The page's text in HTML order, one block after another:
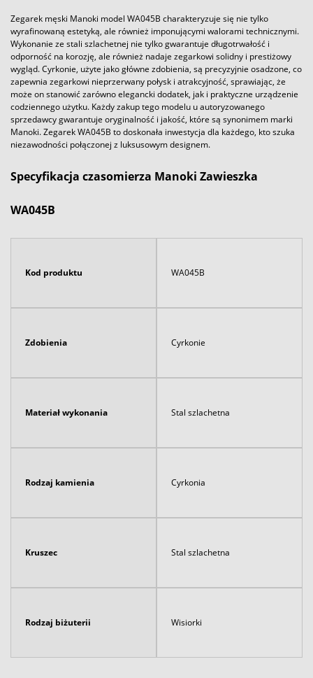
Zegarek męski Manoki model WA045B charakteryzuje się nie tylko
wyrafinowaną estetyką, ale również imponującymi walorami technicznymi.
Wykonanie ze stali szlachetnej nie tylko gwarantuje długotrwałość i
odporność na korozję, ale również nadaje zegarkowi solidny i prestiżowy
wygląd. Cyrkonie, użyte jako główne zdobienia, są precyzyjnie osadzone, co
zapewnia zegarkowi nieprzerwany połysk i atrakcyjność, sprawiając, że
może on stanowić zarówno elegancki dodatek, jak i praktyczne urządzenie
codziennego użytku. Każdy zakup tego modelu u autoryzowanego
sprzedawcy gwarantuje oryginalność i jakość, które są synonimem marki
Manoki. Zegarek WA045B to doskonała inwestycja dla każdego, kto szuka
niezawodności połączonej z luksusowym designem.
Specyfikacja czasomierza Manoki Zawieszka
WA045B
Kod produktu WA045B
Zdobienia Cyrkonie
Materiał wykonania Stal szlachetna
Rodzaj kamienia Cyrkonia
Kruszec Stal szlachetna
Rodzaj biżuterii Wisiorki